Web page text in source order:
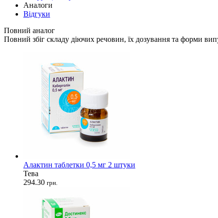
Аналоги
Відгуки
Повний аналог
Повний збіг складу діючих речовин, їх дозування та форми
Алактин таблетки 0,5 мг 2 штуки
Тева
294.30 грн.